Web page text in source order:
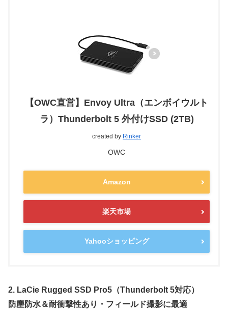
【OWC直営】Envoy Ultra（エンボイウルト
ラ）Thunderbolt 5 外付けSSD (2TB)
created by Rinker
OWC
Amazon
楽天市場
Yahooショッピング
2. LaCie Rugged SSD Pro5（Thunderbolt 5対応）
防塵防水＆耐衝撃性あり・フィールド撮影に最適